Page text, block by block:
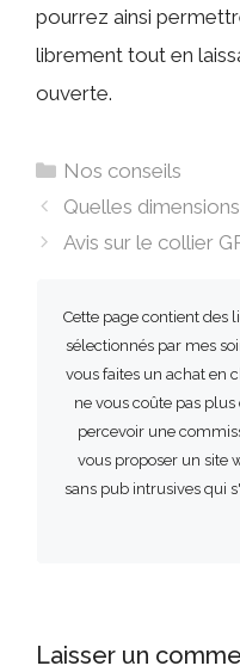
pourrez ainsi
librement tout en
ouverte.
Catégories
Nos conseils
Quelles
Avis sur le collier
Cette page contient des
sélectionnés par mes
vous faites un achat en
ne vous coûte pas
percevoir une
vous proposer un site
sans pub intrusives qui
Laisser un